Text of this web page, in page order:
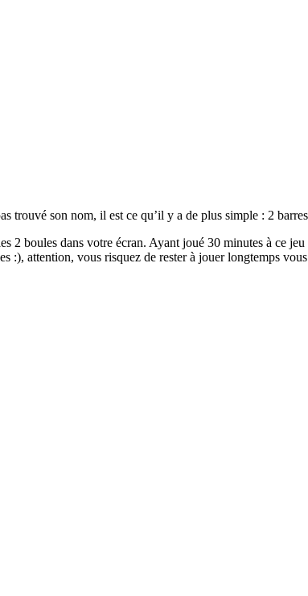
trouvé son nom, il est ce qu’il y a de plus simple : 2
2 boules dans votre écran. Ayant joué 30 minutes à ce
:), attention, vous risquez de rester à jouer longtemps